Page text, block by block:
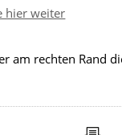
hier weiter
am rechten Rand